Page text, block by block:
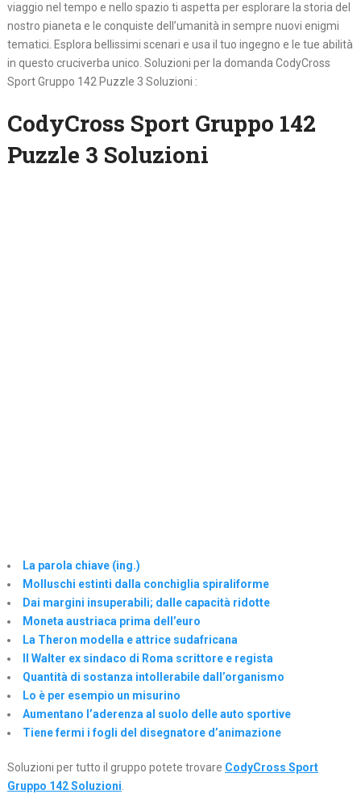
viaggio nel tempo e nello spazio ti aspetta per esplorare la storia del
nostro pianeta e le conquiste dell’umanità in sempre nuovi enigmi
tematici. Esplora bellissimi scenari e usa il tuo ingegno e le tue abilità
in questo cruciverba unico. Soluzioni per la domanda CodyCross
Sport Gruppo 142 Puzzle 3 Soluzioni :
CodyCross Sport Gruppo 142
Puzzle 3 Soluzioni
La parola chiave (ing.)
Molluschi estinti dalla conchiglia spiraliforme
Dai margini insuperabili; dalle capacità ridotte
Moneta austriaca prima dell’euro
La Theron modella e attrice sudafricana
Il Walter ex sindaco di Roma scrittore e regista
Quantità di sostanza intollerabile dall’organismo
Lo è per esempio un misurino
Aumentano l’aderenza al suolo delle auto sportive
Tiene fermi i fogli del disegnatore d’animazione
Soluzioni per tutto il gruppo potete trovare CodyCross Sport
Gruppo 142 Soluzioni.